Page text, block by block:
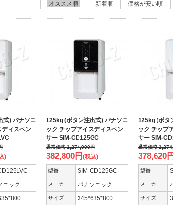
オススメ順 新着順 価格が安い順
式) パナソニ
ディスペン
)
ニック
125kg (ボタン注出式) パナソニ
ック チップアイスディスペン
サー SIM-CD125GC
通常価格1,274,900円
382,800円 (税込)
型番 SIM-CD125GC
メーカー パナソニック
サイズ 345*635*800
125kg (ボタ
ック チップ
サー SIM-
通常価格
378,620円
型番
メーカー
サイズ